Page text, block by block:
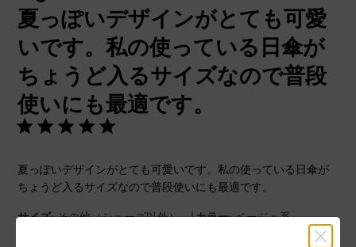
夏っぽいデザインがとても可愛
いです。私の使っている日傘が
ちょうど入るサイズなので普段
使いにも最適です。
夏っぽいデザインがとても可愛いです。私の使っている日傘が
ちょうど入るサイズなので普段使いにも最適です。
サイズ: その他（シューズ以外） |カラー: ベージュ系